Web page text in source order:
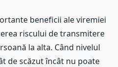
beneficii ale viremiei
riscului de transmitere
la alta. Când nivelul
de scăzut încât nu poate